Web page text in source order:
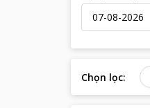
Chọn lọc: